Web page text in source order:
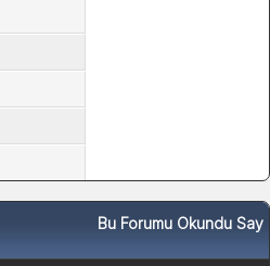
Bu Forumu Okundu Say